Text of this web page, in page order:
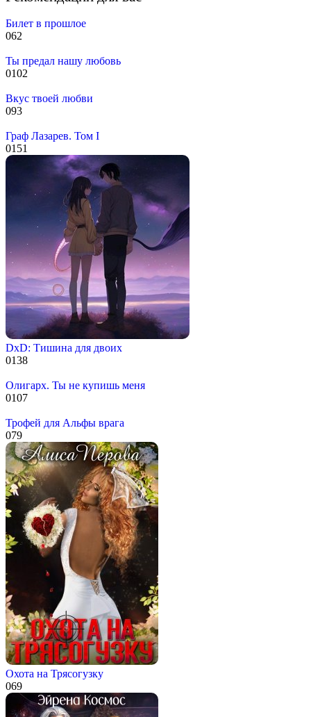
Билет в прошлое
062
Ты предал нашу любовь
0102
Вкус твоей любви
093
Граф Лазарев. Том I
0151
DxD: Тишина для двоих
0138
Олигарх. Ты не купишь меня
0107
Трофей для Альфы врага
079
Охота на Трясогузку
069